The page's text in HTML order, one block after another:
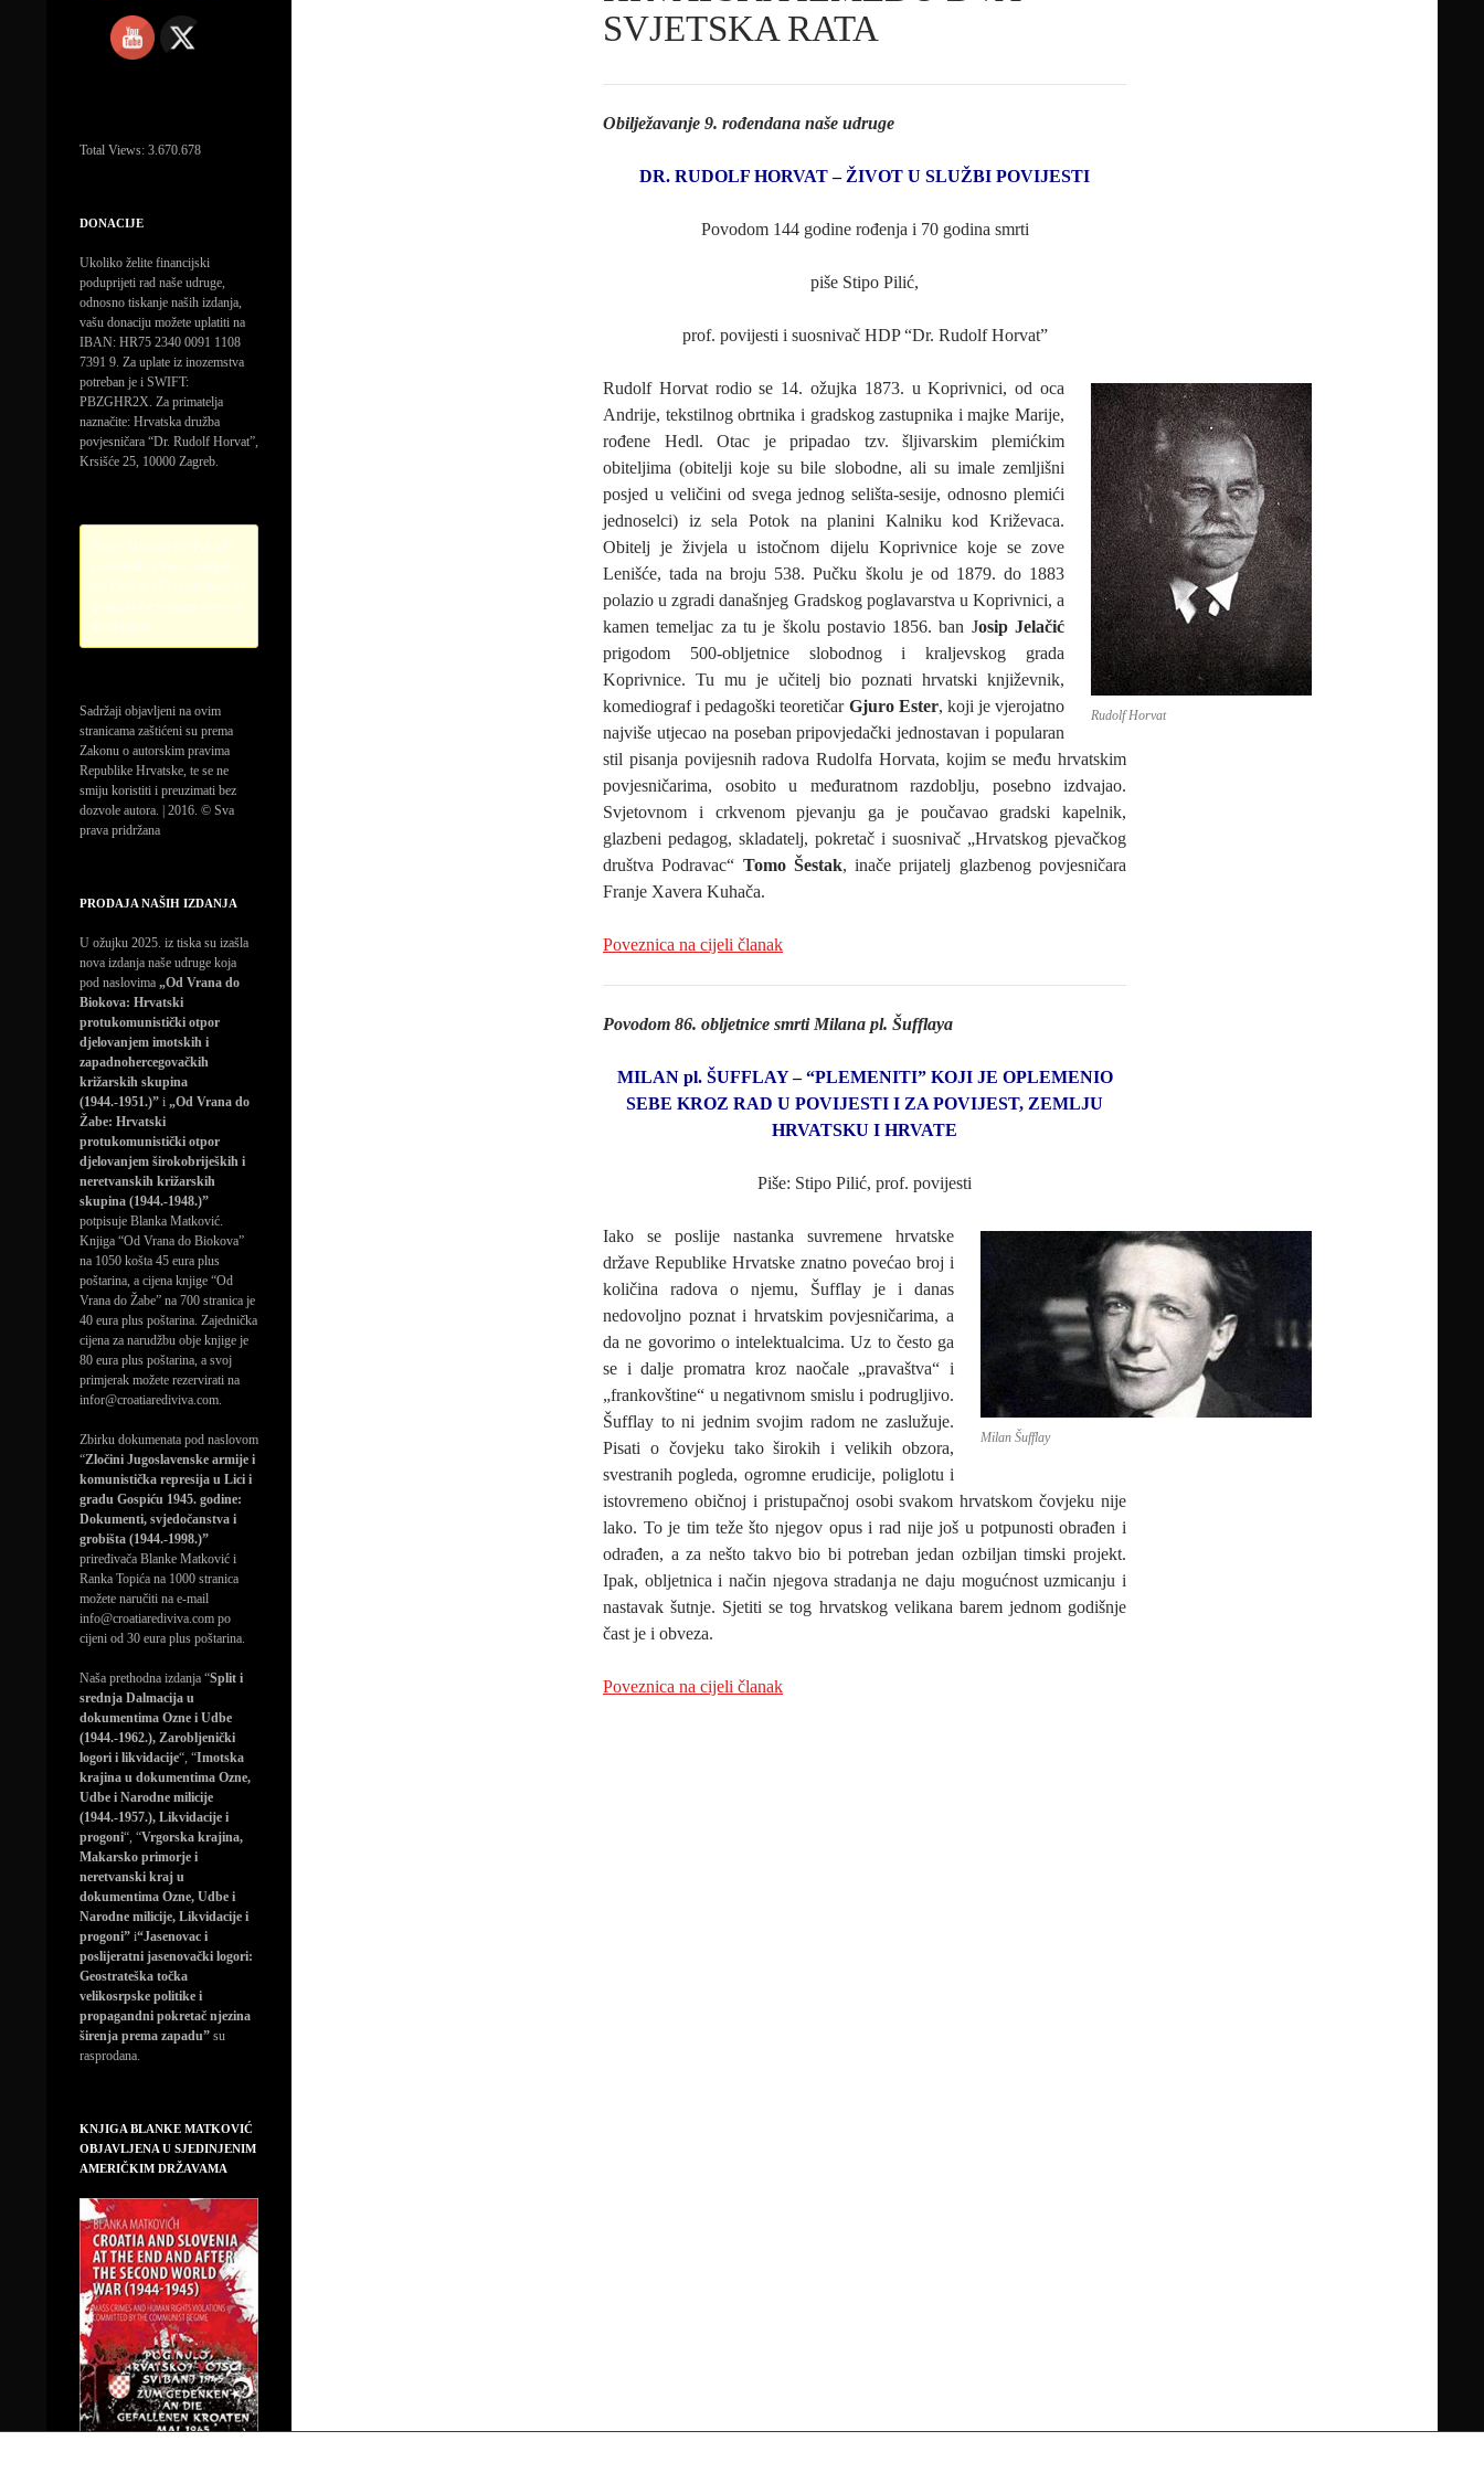
SVJETSKA RATA
Obilježavanje 9. rođendana naše udruge
DR. RUDOLF HORVAT – ŽIVOT U SLUŽBI POVIJESTI
Povodom 144 godine rođenja i 70 godina smrti
piše Stipo Pilić,
prof. povijesti i suosnivač HDP “Dr. Rudolf Horvat”
Rudolf Horvat
Rudolf Horvat rodio se 14. ožujka 1873. u Koprivnici, od oca
Andrije, tekstilnog obrtnika i gradskog zastupnika i majke Marije,
rođene Hedl. Otac je pripadao tzv. šljivarskim plemićkim
obiteljima (obitelji koje su bile slobodne, ali su imale zemljišni
posjed u veličini od svega jednog selišta-sesije, odnosno plemići
jednoselci) iz sela Potok na planini Kalniku kod Križevaca.
Obitelj je živjela u istočnom dijelu Koprivnice koje se zove
Lenišće, tada na broju 538. Pučku školu je od 1879. do 1883
polazio u zgradi današnjeg Gradskog poglavarstva u Koprivnici, a
kamen temeljac za tu je školu postavio 1856. ban Josip Jelačić
prigodom 500-obljetnice slobodnog i kraljevskog grada
Koprivnice. Tu mu je učitelj bio poznati hrvatski književnik,
komediograf i pedagoški teoretičar Gjuro Ester, koji je vjerojatno
najviše utjecao na poseban pripovjedački jednostavan i popularan
stil pisanja povijesnih radova Rudolfa Horvata, kojim se među hrvatskim
povjesničarima, osobito u međuratnom razdoblju, posebno izdvajao.
Svjetovnom i crkvenom pjevanju ga je poučavao gradski kapelnik,
glazbeni pedagog, skladatelj, pokretač i suosnivač „Hrvatskog pjevačkog
društva Podravac“ Tomo Šestak, inače prijatelj glazbenog povjesničara
Franje Xavera Kuhača.
Poveznica na cijeli članak
Povodom 86. obljetnice smrti Milana pl. Šufflaya
MILAN pl. ŠUFFLAY – “PLEMENITI” KOJI JE OPLEMENIO
SEBE KROZ RAD U POVIJESTI I ZA POVIJEST, ZEMLJU
HRVATSKU I HRVATE
Piše: Stipo Pilić, prof. povijesti
Milan Šufflay
Iako se poslije nastanka suvremene hrvatske
države Republike Hrvatske znatno povećao broj i
količina radova o njemu, Šufflay je i danas
nedovoljno poznat i hrvatskim povjesničarima, a
da ne govorimo o intelektualcima. Uz to često ga
se i dalje promatra kroz naočale „pravaštva“ i
„frankovštine“ u negativnom smislu i podrugljivo.
Šufflay to ni jednim svojim radom ne zaslužuje.
Pisati o čovjeku tako širokih i velikih obzora,
svestranih pogleda, ogromne erudicije, poliglotu i
istovremeno običnoj i pristupačnoj osobi svakom hrvatskom čovjeku nije
lako. To je tim teže što njegov opus i rad nije još u potpunosti obrađen i
odrađen, a za nešto takvo bio bi potreban jedan ozbiljan timski projekt.
Ipak, obljetnica i način njegova stradanja ne daju mogućnost uzmicanju i
nastavak šutnje. Sjetiti se tog hrvatskog velikana barem jednom godišnje
čast je i obveza.
Poveznica na cijeli članak
Total Views: 3.670.678
DONACIJE
Ukoliko želite financijski
poduprijeti rad naše udruge,
odnosno tiskanje naših izdanja,
vašu donaciju možete uplatiti na
IBAN: HR75 2340 0091 1108
7391 9. Za uplate iz inozemstva
potreban je i SWIFT:
PBZGHR2X. Za primatelja
naznačite: Hrvatska družba
povjesničara “Dr. Rudolf Horvat”,
Krsišće 25, 10000 Zagreb.
Sadržaji objavljeni na ovim
stranicama zaštićeni su prema
Zakonu o autorskim pravima
Republike Hrvatske, te se ne
smiju koristiti i preuzimati bez
dozvole autora. | 2016. © Sva
prava pridržana
PRODAJA NAŠIH IZDANJA
U ožujku 2025. iz tiska su izašla
nova izdanja naše udruge koja
pod naslovima „Od Vrana do
Biokova: Hrvatski
protukomunistički otpor
djelovanjem imotskih i
zapadnohercegovačkih
križarskih skupina
(1944.-1951.)” i „Od Vrana do
Žabe: Hrvatski
protukomunistički otpor
djelovanjem širokobrijeških i
neretvanskih križarskih
skupina (1944.-1948.)”
potpisuje Blanka Matković.
Knjiga “Od Vrana do Biokova”
na 1050 košta 45 eura plus
poštarina, a cijena knjige “Od
Vrana do Žabe” na 700 stranica je
40 eura plus poštarina. Zajednička
cijena za narudžbu obje knjige je
80 eura plus poštarina, a svoj
primjerak možete rezervirati na
infor@croatiarediviva.com.
Zbirku dokumenata pod naslovom
“Zločini Jugoslavenske armije i
komunistička represija u Lici i
gradu Gospiću 1945. godine:
Dokumenti, svjedočanstva i
grobišta (1944.-1998.)”
priređivača Blanke Matković i
Ranka Topića na 1000 stranica
možete naručiti na e-mail
info@croatiarediviva.com po
cijeni od 30 eura plus poštarina.
Naša prethodna izdanja “Split i
srednja Dalmacija u
dokumentima Ozne i Udbe
(1944.-1962.), Zarobljenički
logori i likvidacije“, “Imotska
krajina u dokumentima Ozne,
Udbe i Narodne milicije
(1944.-1957.), Likvidacije i
progoni“, “Vrgorska krajina,
Makarsko primorje i
neretvanski kraj u
dokumentima Ozne, Udbe i
Narodne milicije, Likvidacije i
progoni” i“Jasenovac i
poslijeratni jasenovački logori:
Geostrateška točka
velikosrpske politike i
propagandni pokretač njezina
širenja prema zapadu” su
rasprodana.
KNJIGA BLANKE MATKOVIĆ
OBJAVLJENA U SJEDINJENIM
AMERIČKIM DRŽAVAMA